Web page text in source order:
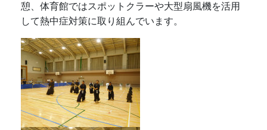
憩、体育館ではスポットクラーや大型扇風機を活用
して熱中症対策に取り組んでいます。